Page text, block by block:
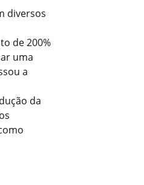
diversos
de 200%
uma
a
da